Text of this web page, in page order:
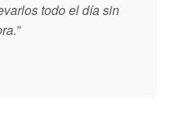
todo el día sin